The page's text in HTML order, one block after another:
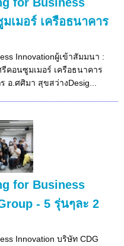
เมอร์ เครือธนาคาร
Innovationผู้เข้าสัมมนา :
คอนซูมเมอร์ เครือธนาคาร
อ.ศศิมา สุขสว่างDesig...
for Business
- 5 รุ่นๆละ 2
Innovation บริษัท CDG